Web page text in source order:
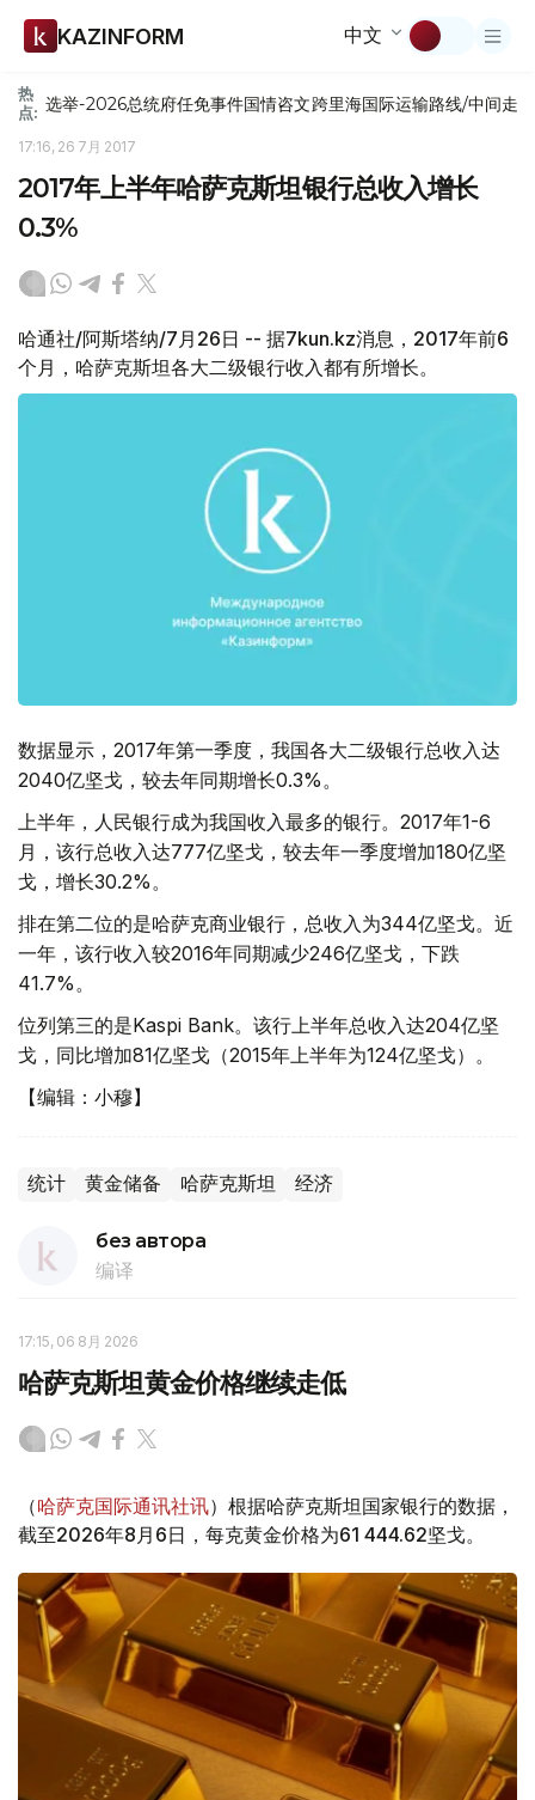
KAZINFORM 中文
热
点: 选举-2026总统府任免事件国情咨文跨里海国际运输路线/中间走廊
17:16, 26 7月 2017
2017年上半年哈萨克斯坦银行总收入增长
0.3%
哈通社/阿斯塔纳/7月26日 -- 据7kun.kz消息，2017年前6
个月，哈萨克斯坦各大二级银行收入都有所增长。
数据显示，2017年第一季度，我国各大二级银行总收入达
2040亿坚戈，较去年同期增长0.3%。
上半年，人民银行成为我国收入最多的银行。2017年1-6
月，该行总收入达777亿坚戈，较去年一季度增加180亿坚
戈，增长30.2%。
排在第二位的是哈萨克商业银行，总收入为344亿坚戈。近
一年，该行收入较2016年同期减少246亿坚戈，下跌
41.7%。
位列第三的是Kaspi Bank。该行上半年总收入达204亿坚
戈，同比增加81亿坚戈（2015年上半年为124亿坚戈）。
【编辑：小穆】
统计 黄金储备 哈萨克斯坦 经济
без автора
编译
17:15, 06 8月 2026
哈萨克斯坦黄金价格继续走低
（哈萨克国际通讯社讯）根据哈萨克斯坦国家银行的数据，
截至2026年8月6日，每克黄金价格为61 444.62坚戈。